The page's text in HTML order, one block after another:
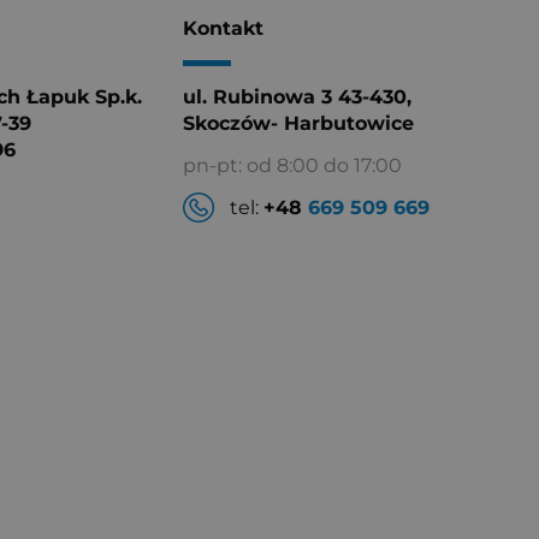
Łapuk Sp.k.
39
Kontakt
ul. Rubinowa 3 43-430,
Skoczów- Harbutowice
pn-pt: od 8:00 do 17:00
tel: +48 669 509 669